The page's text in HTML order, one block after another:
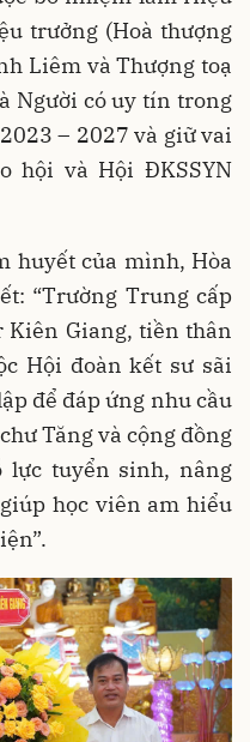
trưởng (Hoà thượng
Liêm và Thượng toạ
Người có uy tín trong
– 2027 và giữ vai
hội và Hội ĐKSSYN
huyết của mình, Hòa
“Trường Trung cấp
Kiên Giang, tiền thân
Hội đoàn kết sư sãi
để đáp ứng nhu cầu
Tăng và cộng đồng
lực tuyển sinh, nâng
học viên am hiểu